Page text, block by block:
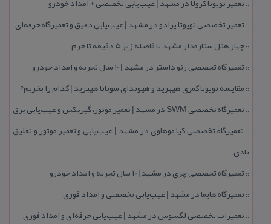
::
:: تعمیر تخصصی تویوتا پرادو در مشهد | عیب‌یابی دقیق و تعمیرگاه حرفه‌ای
::چهار هتل‌ ستاره‌دار مشهد با فاصله زیر 5 دقیقه تا حرم
:: تعمیرگاه تخصصی رنو داستر در مشهد | ۱۰ سال تجربه و امداد خودرو
:: مقایسه تویوتا كمری هیبرید و هیوندای سوناتا هیبرید | كدام را بخریم؟
:: تعمیرگاه تخصصی SWM در مشهد | تعمیر موتور، گیربكس و عیب‌یابی برق
:: تعمیرگاه تخصصی كیا موهاوی در مشهد | عیب‌یابی و تعمیر موتور و تعلیق
بادی
:: تعمیرگاه تخصصی چری در مشهد | ۱۰ سال تجربه و امداد خودرو
:: تعمیرگاه هایما در مشهد | عیب‌یابی تخصصی و امداد فوری
:: تعمیرات تخصصی لكسوس در مشهد | عیب‌یابی حرفه‌ای و امداد فوری